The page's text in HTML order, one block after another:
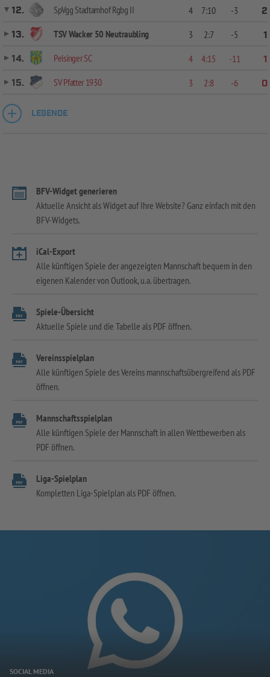
12.
SpVgg Stadtamhof Rgbg II 4 7:10 -3
2
13.
TSV Wacker 50 Neutraubling 3 2:7 -5
1
14.
Peisinger SC 4 4:15 -11
1
15.
SV Pfatter 1930 3 2:8 -6 0
LEGENDE
BFV-Widget generieren
Aktuelle Ansicht als Widget auf Ihre Website? Ganz einfach mit den
BFV-Widgets.
iCal-Export
Alle künftigen Spiele der angezeigten Mannschaft bequem in den
eigenen Kalender von Outlook, u.a. übertragen.
Spiele-Übersicht
Aktuelle Spiele und die Tabelle als PDF öffnen.
Vereinsspielplan
Alle künftigen Spiele des Vereins mannschaftsübergreifend als PDF
öffnen.
Mannschaftsspielplan
Alle künftigen Spiele der Mannschaft in allen Wettbewerben als
PDF öffnen.
Liga-Spielplan
Kompletten Liga-Spielplan als PDF öffnen.
SOCIAL MEDIA